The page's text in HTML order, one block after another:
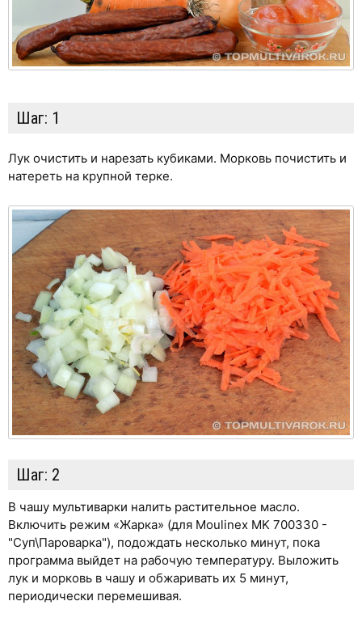
Шаг: 1
Лук очистить и нарезать кубиками. Морковь почистить и
натереть на крупной терке.
Шаг: 2
В чашу мультиварки налить растительное масло.
Включить режим «Жарка» (для Moulinex MK 700330 -
"Суп\Пароварка"), подождать несколько минут, пока
программа выйдет на рабочую температуру. Выложить
лук и морковь в чашу и обжаривать их 5 минут,
периодически перемешивая.